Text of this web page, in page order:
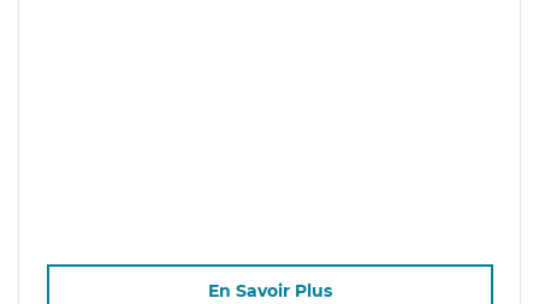
En Savoir Plus